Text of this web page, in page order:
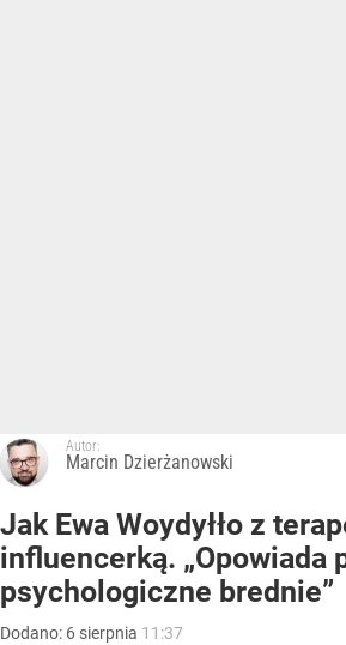
Autor:
Marcin Dzierżanowski
Jak Ewa Woydyłło z
influencerką. „Opowiada
psychologiczne brednie”
Dodano: 6 sierpnia 11:37